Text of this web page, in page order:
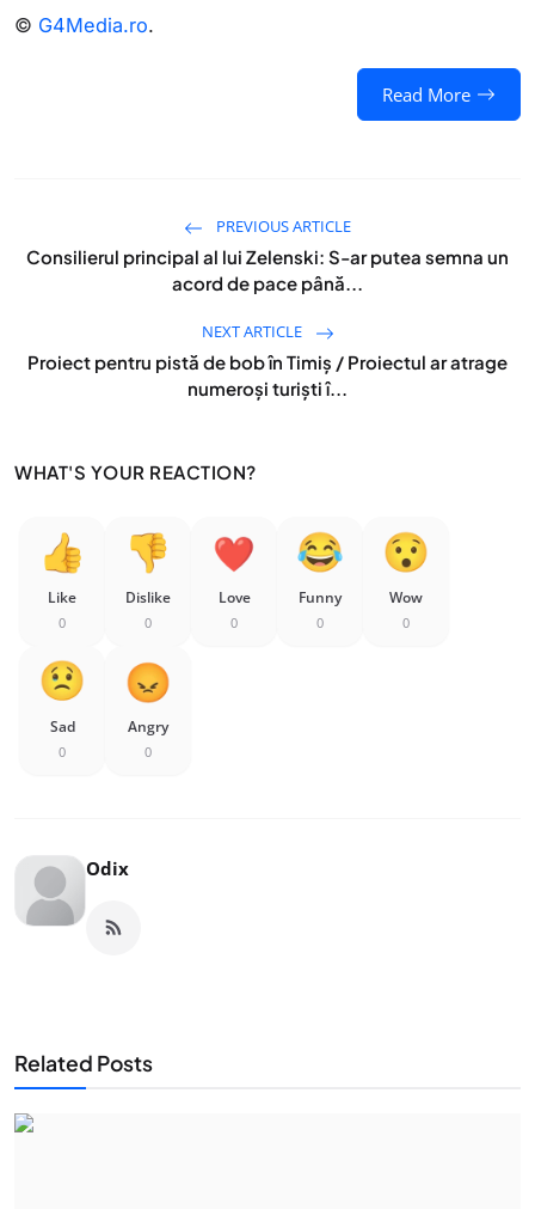
© G4Media.ro.
Read More
PREVIOUS ARTICLE
Consilierul principal al lui Zelenski: S-ar putea semna un
acord de pace până...
NEXT ARTICLE
Proiect pentru pistă de bob în Timiș / Proiectul ar atrage
numeroși turiști î...
WHAT'S YOUR REACTION?
Like
0
Dislike
0
Love
0
Funny
0
Wow
0
Sad
0
Angry
0
Odix
Related Posts